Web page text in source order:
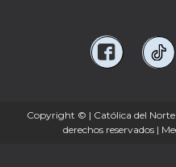
Copyright © | Católica del
derechos reservados |